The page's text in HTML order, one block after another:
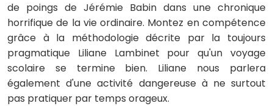
de poings de Jérémie Babin dans une chronique
horrifique de la vie ordinaire. Montez en compétence
grâce à la méthodologie décrite par la toujours
pragmatique Liliane Lambinet pour qu'un voyage
scolaire se termine bien. Liliane nous parlera
également d'une activité dangereuse à ne surtout
pas pratiquer par temps orageux.